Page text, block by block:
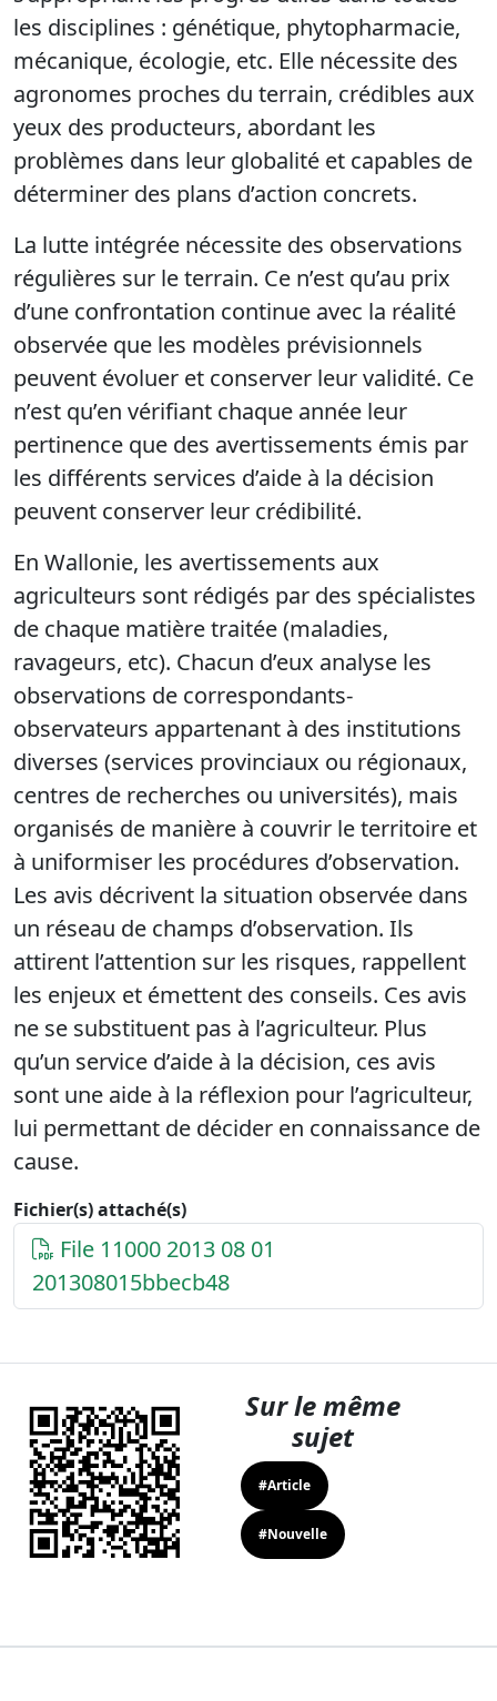
les disciplines : génétique, phytopharmacie,
mécanique, écologie, etc. Elle nécessite des
agronomes proches du terrain, crédibles aux
yeux des producteurs, abordant les
problèmes dans leur globalité et capables de
déterminer des plans d’action concrets.
La lutte intégrée nécessite des observations
régulières sur le terrain. Ce n’est qu’au prix
d’une confrontation continue avec la réalité
observée que les modèles prévisionnels
peuvent évoluer et conserver leur validité. Ce
n’est qu’en vérifiant chaque année leur
pertinence que des avertissements émis par
les différents services d’aide à la décision
peuvent conserver leur crédibilité.
En Wallonie, les avertissements aux
agriculteurs sont rédigés par des spécialistes
de chaque matière traitée (maladies,
ravageurs, etc). Chacun d’eux analyse les
observations de correspondants-
observateurs appartenant à des institutions
diverses (services provinciaux ou régionaux,
centres de recherches ou universités), mais
organisés de manière à couvrir le territoire et
à uniformiser les procédures d’observation.
Les avis décrivent la situation observée dans
un réseau de champs d’observation. Ils
attirent l’attention sur les risques, rappellent
les enjeux et émettent des conseils. Ces avis
ne se substituent pas à l’agriculteur. Plus
qu’un service d’aide à la décision, ces avis
sont une aide à la réflexion pour l’agriculteur,
lui permettant de décider en connaissance de
cause.
Fichier(s) attaché(s)
File 11000 2013 08 01
201308015bbecb48
Sur le même
sujet
#Article
#Nouvelle